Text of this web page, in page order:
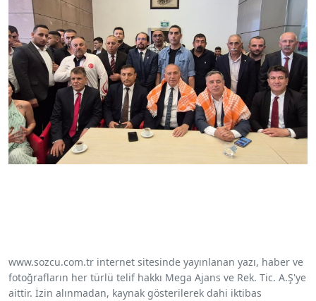
www.sozcu.com.tr internet sitesinde yayınlanan yazı, haber ve
fotoğrafların her türlü telif hakkı Mega Ajans ve Rek. Tic. A.Ş'ye
aittir. İzin alınmadan, kaynak gösterilerek dahi iktibas